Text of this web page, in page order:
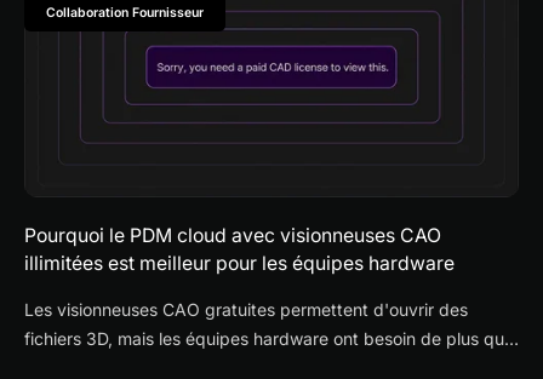
Collaboration Fournisseur
Pourquoi le PDM cloud avec visionneuses CAO
illimitées est meilleur pour les équipes hardware
Les visionneuses CAO gratuites permettent d'ouvrir des
fichiers 3D, mais les équipes hardware ont besoin de plus que